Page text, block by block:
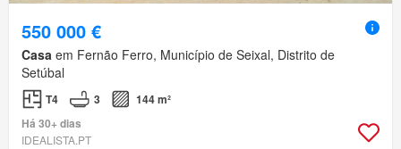
550 000 €
Casa em Fernão Ferro, Município de Seixal, Distrito de
Setúbal
T4 3
144 m²
Há 30+ dias
IDEALISTA.PT